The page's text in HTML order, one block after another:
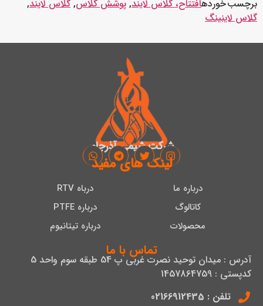
برچسب خوردهافتتاح، گلاس لایند, پوشش گلاس, گلاس لایند,
گلاس لاینینگ
شرکت شیمی آذرجام
تماس با ما
آدرس : میدان توحید نصرت غربی پ 54 طبقه سوم واحد 5
کدپستی : 1457864759
تلفن : 02166912435
لینک های مفید
درباره ما
کاتالوگ
محصولات
درباه RTV
درباره PTFE
درباره تیتانیوم